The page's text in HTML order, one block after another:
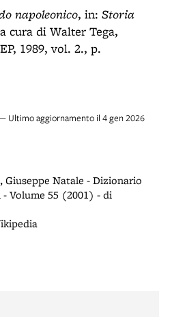
napoleonico, in: Storia
cura di Walter Tega,
1989, vol. 2., p.
Ultimo aggiornamento il 4 gen 2026
Natale - Dizionario
Volume 55 (2001) - di